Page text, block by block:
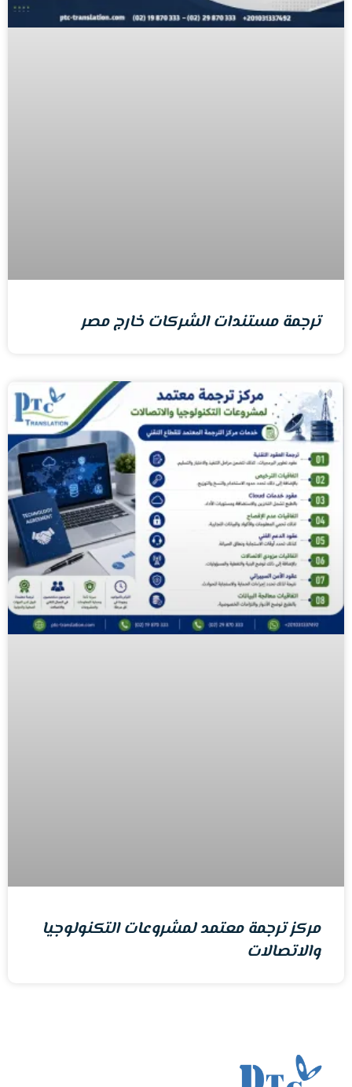
ترجمة مستندات الشركات خارج مصر
مركز ترجمة معتمد لمشروعات التكنولوجيا
والاتصالات